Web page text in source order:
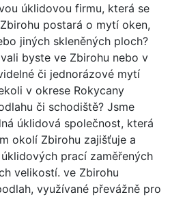
úklidovou firmu, která se
postará o mytí oken,
jiných skleněných ploch?
byste ve Zbirohu nebo v
či jednorázové mytí
v okrese Rokycany
či schodiště? Jsme
úklidová společnost, která
okolí Zbirohu zajišťuje a
prací zaměřených
velikostí. ve Zbirohu
využívané převážně pro